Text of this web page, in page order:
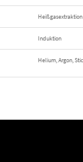
Heißgasextraktion
Induktion
Helium, Argon,